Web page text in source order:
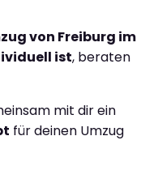
von Freiburg im
ist, beraten
mit dir ein
für deinen Umzug